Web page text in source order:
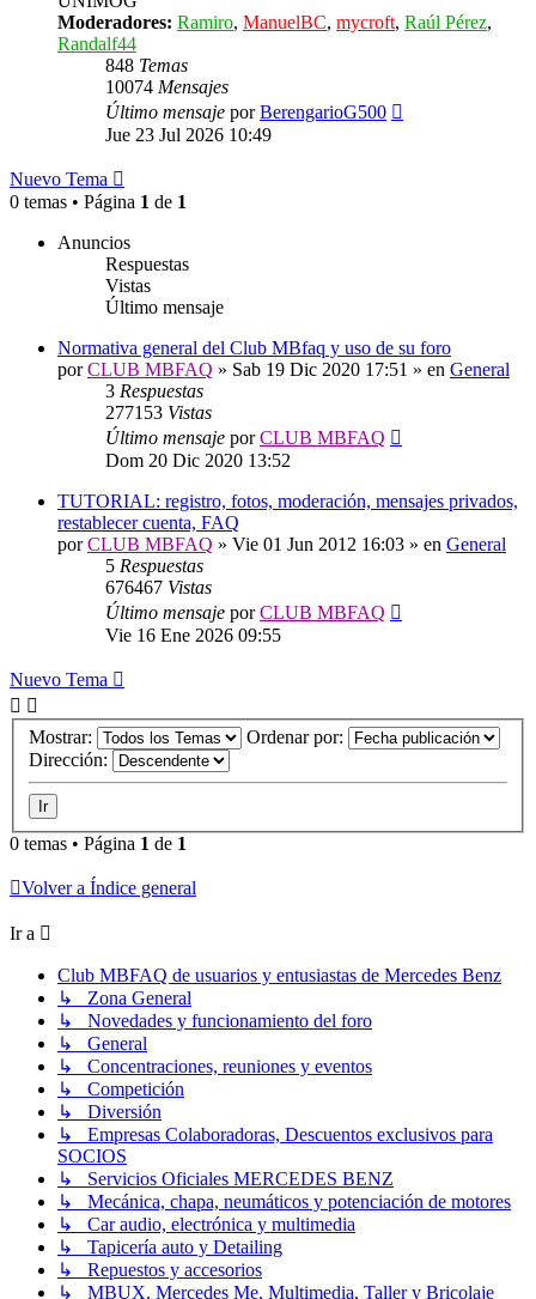
Moderadores: Ramiro, ManuelBC, mycroft, Raúl Pérez,
Randalf44
848 Temas
10074 Mensajes
Último mensaje porBerengarioG500
Jue 23 Jul 2026 10:49
Nuevo Tema
0 temas • Página 1 de 1
Anuncios
Respuestas
Vistas
Último mensaje
Normativa general del Club MBfaq y uso de su foro
porCLUB MBFAQ » Sab 19 Dic 2020 17:51 » en General
3 Respuestas
277153 Vistas
Último mensaje porCLUB MBFAQ
Dom 20 Dic 2020 13:52
TUTORIAL: registro, fotos, moderación, mensajes privados,
restablecer cuenta, FAQ
porCLUB MBFAQ » Vie 01 Jun 2012 16:03 » en General
5 Respuestas
676467 Vistas
Último mensaje porCLUB MBFAQ
Vie 16 Ene 2026 09:55
Nuevo Tema
Mostrar:
Ordenar por:
Dirección:
0 temas • Página 1 de 1
Volver a Índice general
Ir a
Club MBFAQ de usuarios y entusiastas de Mercedes Benz
↳ Zona General
↳ Novedades y funcionamiento del foro
↳ General
↳ Concentraciones, reuniones y eventos
↳ Competición
↳ Diversión
↳ Empresas Colaboradoras, Descuentos exclusivos para
SOCIOS
↳ Servicios Oficiales MERCEDES BENZ
↳ Mecánica, chapa, neumáticos y potenciación de motores
↳ Car audio, electrónica y multimedia
↳ Tapicería auto y Detailing
↳ Repuestos y accesorios
↳ MBUX, Mercedes Me, Multimedia, Taller y Bricolaje